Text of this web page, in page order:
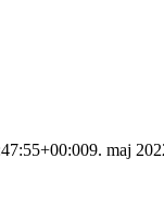
9. maj